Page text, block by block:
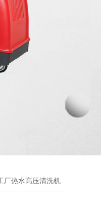
厂热水高压清洗机